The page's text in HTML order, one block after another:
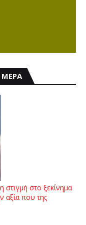
ΜΕΡΑ
στο ξεκίνημα
αξία που της